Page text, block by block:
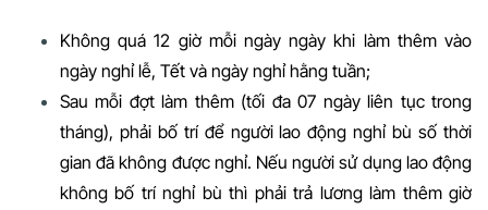
Không quá 12 giờ mỗi ngày ngày khi làm thêm vào
ngày nghỉ lễ, Tết và ngày nghỉ hằng tuần;
Sau mỗi đợt làm thêm (tối đa 07 ngày liên tục trong
tháng), phải bố trí để người lao động nghỉ bù số thời
gian đã không được nghỉ. Nếu người sử dụng lao động
không bố trí nghỉ bù thì phải trả lương làm thêm giờ